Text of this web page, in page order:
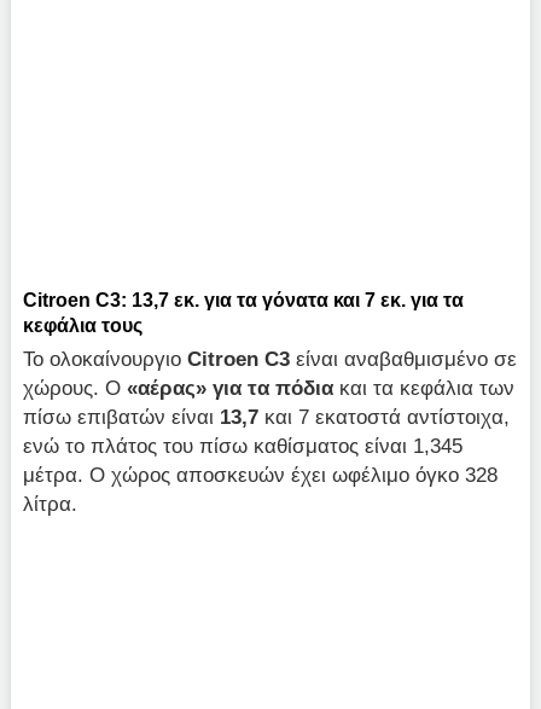
Citroen C3: 13,7 εκ. για τα γόνατα και 7 εκ. για τα
κεφάλια τους
Το ολοκαίνουργιοCitroen C3 είναι αναβαθμισμένο σε
χώρους. Ο«αέρας» για τα πόδια και τα κεφάλια των
πίσω επιβατών είναι 13,7 και 7 εκατοστά αντίστοιχα,
ενώ το πλάτος του πίσω καθίσματος είναι 1,345
μέτρα. Ο χώρος αποσκευών έχει ωφέλιμο όγκο 328
λίτρα.